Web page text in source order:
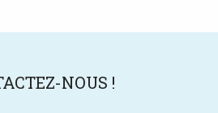
NOUS !